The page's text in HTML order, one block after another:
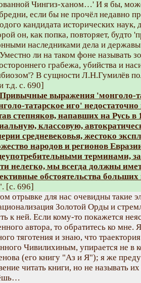
Чингиз-ханом…' И я бы,
если бы не прочёл недавно
кандидата исторических
он, как попка, повторяет, будто
наследниками дела и
Уместно ли на таком фоне называть
грабежа, убийства и
В сущности Л.Н.Гумилёв
т.д. с. 690]
Привычные выражения 'монголо-
татарское иго'
степняков, напавших на Русь
классовую,
средневековья, жестоко
народов и регионов
терминами,
нелегко, мы всегда должны
обстоятельства
[с. 696]
отрывке для нас очевидны такие
Золотой Орды и
к ней. Если кому-то покажется
автора, то обратитесь ко мне.
тяготения и знаю, что
Чивилихиным, упирается не в
(его книгу "Аз и Я"); я же
читать книги, но не называть